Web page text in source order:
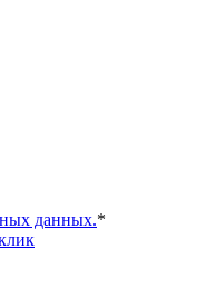
данных.*